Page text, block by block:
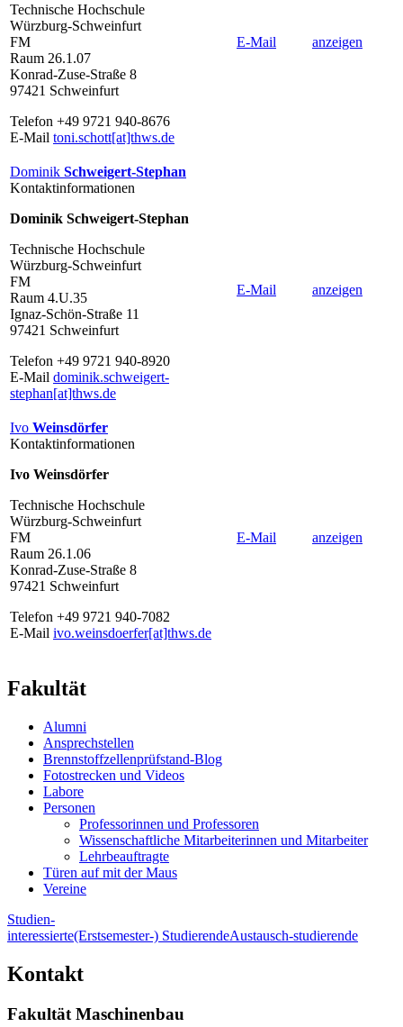
Technische Hochschule
Würzburg-Schweinfurt
FM
Raum 26.1.07
Konrad-Zuse-Straße 8
97421 Schweinfurt
Telefon +49 9721 940-8676
E-Mail toni.schott[at]thws.de
E-Mail anzeigen
Dominik Schweigert-Stephan
Kontaktinformationen
Dominik Schweigert-Stephan
Technische Hochschule
Würzburg-Schweinfurt
FM
Raum 4.U.35
Ignaz-Schön-Straße 11
97421 Schweinfurt
Telefon +49 9721 940-8920
E-Mail dominik.schweigert-
stephan[at]thws.de
E-Mail anzeigen
Ivo Weinsdörfer
Kontaktinformationen
Ivo Weinsdörfer
Technische Hochschule
Würzburg-Schweinfurt
FM
Raum 26.1.06
Konrad-Zuse-Straße 8
97421 Schweinfurt
Telefon +49 9721 940-7082
E-Mail ivo.weinsdoerfer[at]thws.de
E-Mail anzeigen
Fakultät
Alumni
Ansprechstellen
Brennstoffzellenprüfstand-Blog
Fotostrecken und Videos
Labore
Personen
Professorinnen und Professoren
Wissenschaftliche Mitarbeiterinnen und Mitarbeiter
Lehrbeauftragte
Türen auf mit der Maus
Vereine
Studien-
interessierte(Erstsemester-) StudierendeAustausch-studierende
Kontakt
Fakultät Maschinenbau